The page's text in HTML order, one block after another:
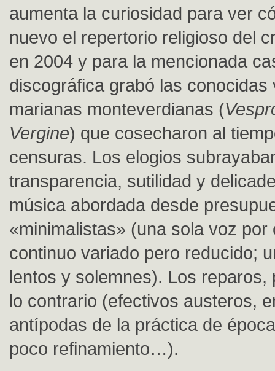
aumenta la curiosidad para ver
nuevo el repertorio religioso del
en 2004 y para la mencionada
discográfica grabó las conocidas
marianas monteverdianas (
Vergine) que cosecharon al
censuras. Los elogios
transparencia, sutilidad y
música abordada desde
«minimalistas» (una sola voz por
continuo variado pero reducido;
lentos y solemnes). Los reparos,
lo contrario (efectivos austeros,
antípodas de la práctica de
poco refinamiento…).